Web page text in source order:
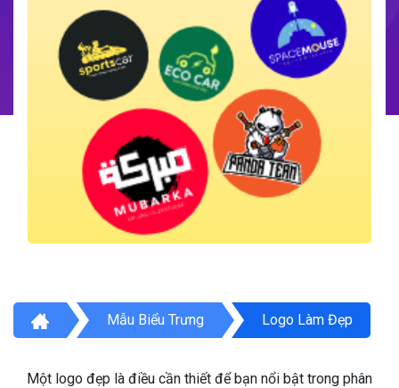
Mẫu Biểu Trưng Logo Làm Đẹp
Một logo đẹp là điều cần thiết để bạn nổi bật trong phân